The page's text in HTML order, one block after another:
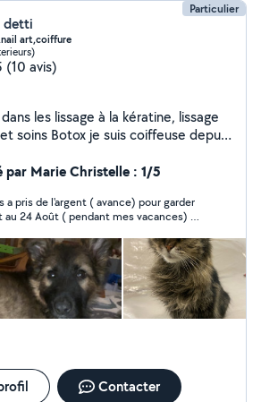
Particulier
detti
art,coiffure
(10 avis)
les lissage à la kératine, lissage
soins Botox je suis coiffeuse depuis
par Marie Christelle : 1/5
a pris de l'argent ( avance) pour garder
au 24 Août ( pendant mes vacances) et
qu'elle ne peut plus les garder.
mari et moi avions raté notre vol et
insisté
des sous avant, j'ai toutes les
pas du tout fiable.
Contacter